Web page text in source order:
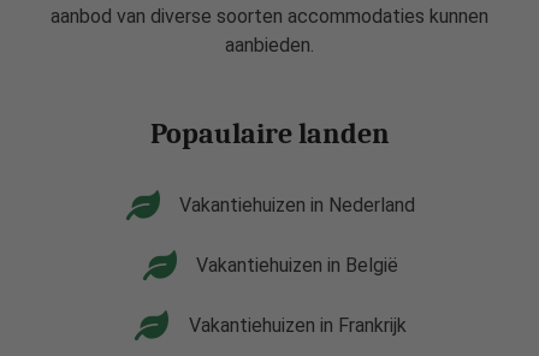
aanbod van diverse soorten accommodaties kunnen
aanbieden.
Popaulaire landen
Vakantiehuizen in Nederland
Vakantiehuizen in België
Vakantiehuizen in Frankrijk